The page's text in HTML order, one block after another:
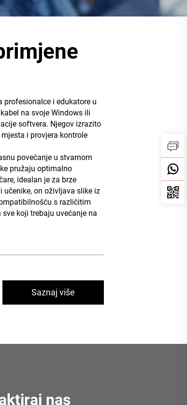
i edukatore u
na svoje Windows ili
softvera. Njegov izrazito
i provjera kontrole
povećanje u stvarnom
pružaju optimalno
idealan je za brze
učenike, on oživljava slike iz
s različitim
koji trebaju uvećanje na
Saznaj više
nas